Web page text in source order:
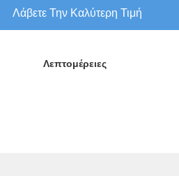
Λάβετε Την Καλύτερη Τιμή
Λεπτομέρειες